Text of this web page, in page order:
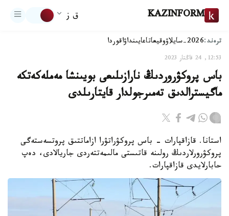
KAZINFORM ق ز
ترەند:2026-سايلاۋ وقيعاتاعايىنداۋاقوردا
12:53, 24 قاڭتار 2023
باس پروكۋروردىڭ نارازىلىعى بويىنشا مەملەكەتكە
ماگيسترالدىق تەمىرجولدار قايتارىلدى
استانا. قازاقپارات - باس پروكۋراتۋرا ازاماتتىق پروتسەستەگى
پروكۋرورلاردىڭ رولىنە قاتىستى مالىمەتتەردى جاريالادى، دەپ
حابارلايدى قازاقپارات.